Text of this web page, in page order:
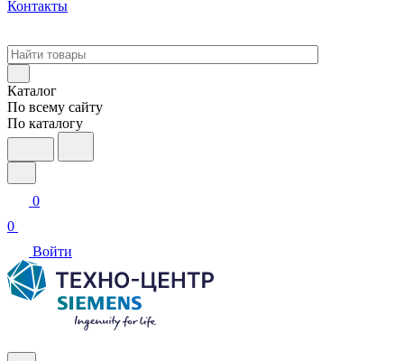
Контакты
Каталог
По всему сайту
По каталогу
0
0
Войти